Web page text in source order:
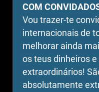
COM
Vou trazer-te
internacionais de
melhorar ainda
os teus dinheiros
extraordinários!
absolutamente